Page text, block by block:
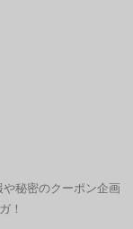
秘密のクーポン企画
！